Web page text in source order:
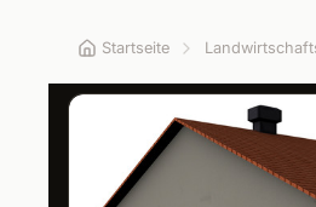
Startseite